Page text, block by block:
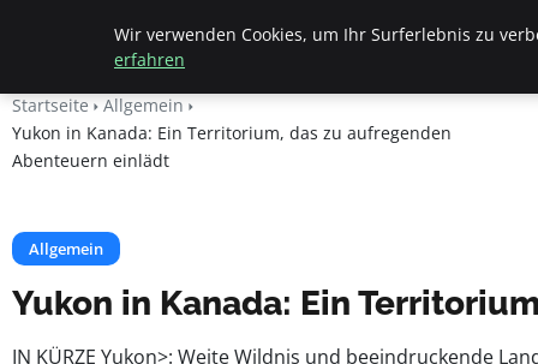
Beyond Surface
Startseite
Allgemein
Yukon in Kanada: Ein Territorium, das zu aufregenden
Abenteuern einlädt
Allgemein
Yukon in Kanada: Ein
IN KÜRZE Yukon>: Weite Wildnis und beeindruckende
Wir verwenden Cookies, um Ihr Surferlebnis zu
erfahren